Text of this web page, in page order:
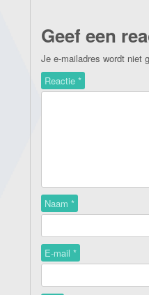
Geef een
Je e-mailadres wordt niet
Reactie *
Naam *
E-mail *